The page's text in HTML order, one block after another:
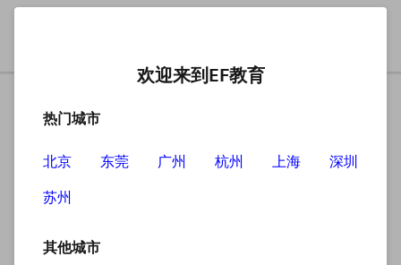
欢迎来到EF教育
热门城市
北京 东莞 广州 杭州 上海
深圳
苏州
其他城市